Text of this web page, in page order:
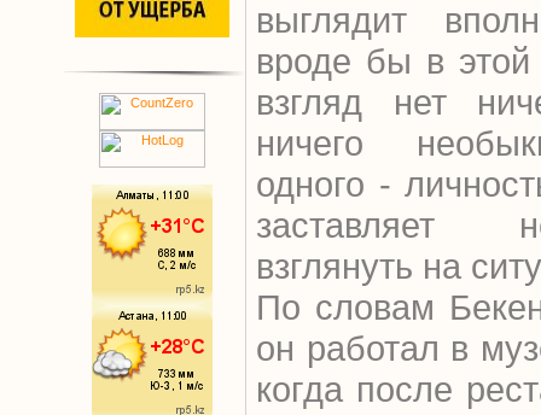
выглядит
вроде бы в
взгляд нет
ничего
одного -
заставляет
взглянуть на
По словам
он работал в
когда после